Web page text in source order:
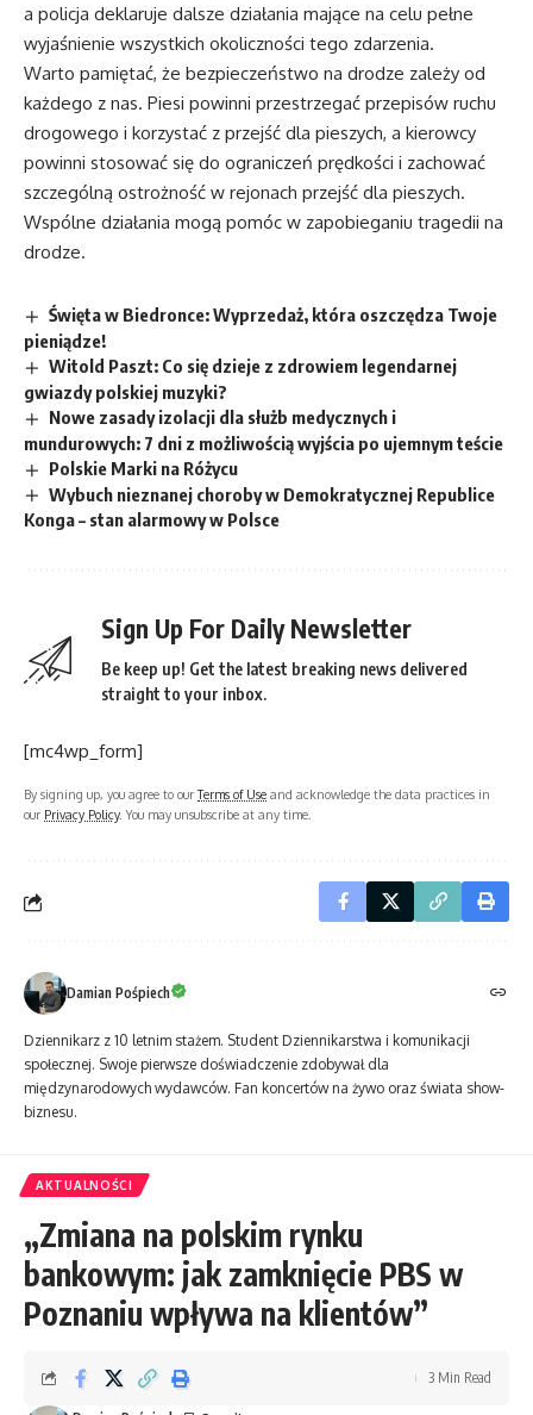
a policja deklaruje dalsze działania mające na celu pełne
wyjaśnienie wszystkich okoliczności tego zdarzenia.
Warto pamiętać, że bezpieczeństwo na drodze zależy od
każdego z nas. Piesi powinni przestrzegać przepisów ruchu
drogowego i korzystać z przejść dla pieszych, a kierowcy
powinni stosować się do ograniczeń prędkości i zachować
szczególną ostrożność w rejonach przejść dla pieszych.
Wspólne działania mogą pomóc w zapobieganiu tragedii na
drodze.
Święta w Biedronce: Wyprzedaż, która oszczędza Twoje
pieniądze!
Witold Paszt: Co się dzieje z zdrowiem legendarnej
gwiazdy polskiej muzyki?
Nowe zasady izolacji dla służb medycznych i
mundurowych: 7 dni z możliwością wyjścia po ujemnym teście
Polskie Marki na Różycu
Wybuch nieznanej choroby w Demokratycznej Republice
Konga – stan alarmowy w Polsce
Sign Up For Daily Newsletter
Be keep up! Get the latest breaking news delivered
straight to your inbox.
[mc4wp_form]
By signing up, you agree to ourTerms of Use and acknowledge the data practices in
our Privacy Policy. You may unsubscribe at any time.
Damian Pośpiech
Dziennikarz z 10 letnim stażem. Student Dziennikarstwa i komunikacji
społecznej. Swoje pierwsze doświadczenie zdobywał dla
międzynarodowych wydawców. Fan koncertów na żywo oraz świata show-
biznesu.
AKTUALNOŚCI
„Zmiana na polskim rynku
bankowym: jak zamknięcie PBS w
Poznaniu wpływa na klientów”
3 Min Read